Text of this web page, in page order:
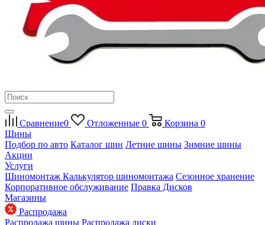
Сравнение0 Отложенные 0 Корзина 0
Шины
Подбор по авто Каталог шин Летние шины Зимние шины
Акции
Услуги
Шиномонтаж Калькулятор шиномонтажа Сезонное хранение
Корпоративное обслуживание Правка Дисков
Магазины
Распродажа
Распродажа шины Распродажа диски